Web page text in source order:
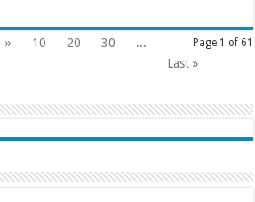
Page 1 of 61
» 10 20 30
...
Last »